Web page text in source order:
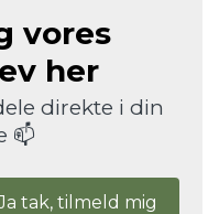
vores
her
direkte i din
📫
tak, tilmeld mig